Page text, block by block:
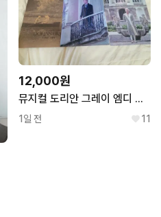
12,000원
뮤지컬 도리안 그레이 엠디 굿즈 L자 파일 김준수 시아준수
1일 전 11